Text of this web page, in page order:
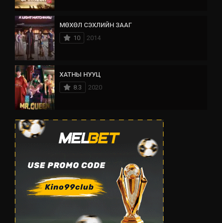
МӨХӨЛ СЭХЛИЙН ЗААГ
10
2014
ХАТНЫ НУУЦ
8.3
2020